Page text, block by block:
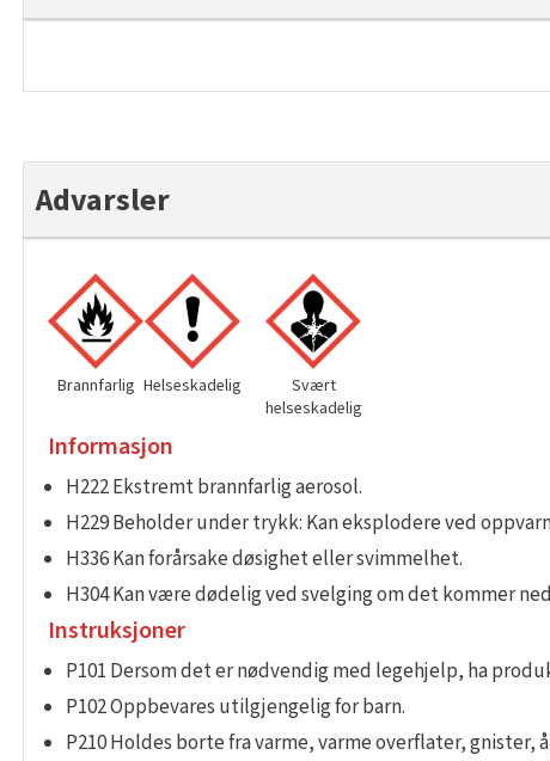
Advarsler
Brannfarlig Helseskadelig
Svært
helseskadelig
Informasjon
H222 Ekstremt brannfarlig aerosol.
H229 Beholder under trykk: Kan eksplodere ved
H336 Kan forårsake døsighet eller svimmelhet.
H304 Kan være dødelig ved svelging om det kommer
Instruksjoner
P101 Dersom det er nødvendig med legehjelp, ha
P102 Oppbevares utilgjengelig for barn.
P210 Holdes borte fra varme, varme overflater,